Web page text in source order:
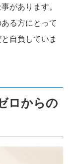
があります。
る方にとって
自負していま
ロからの